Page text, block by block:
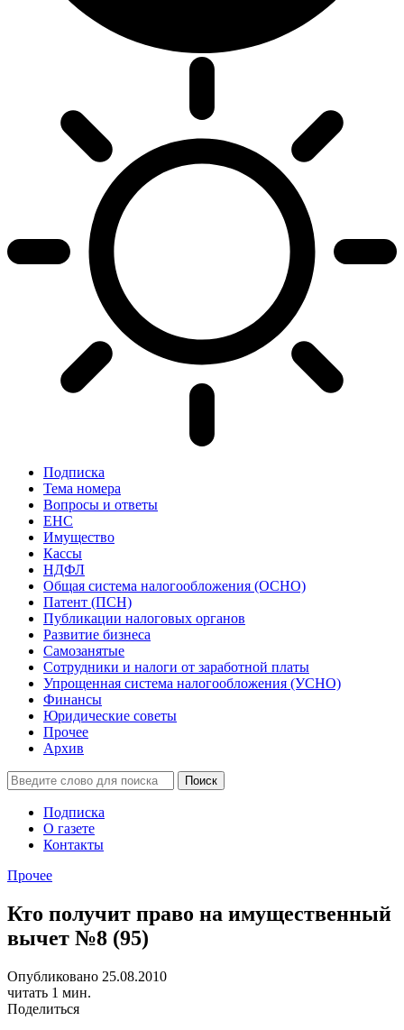
Подписка
Тема номера
Вопросы и ответы
ЕНС
Имущество
Кассы
НДФЛ
Общая система налогообложения (ОСНО)
Патент (ПСН)
Публикации налоговых органов
Развитие бизнеса
Самозанятые
Сотрудники и налоги от заработной платы
Упрощенная система налогообложения (УСНО)
Финансы
Юридические советы
Прочее
Архив
Подписка
О газете
Контакты
Прочее
Кто получит право на имущественный
вычет №8 (95)
Опубликовано 25.08.2010
читать 1 мин.
Поделиться